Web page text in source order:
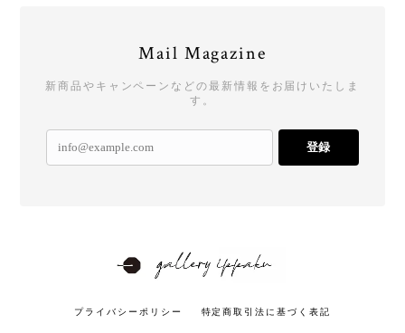
Mail Magazine
新商品やキャンペーンなどの最新情報をお届けいたしま
す。
登録
プライバシーポリシー 特定商取引法に基づく表記